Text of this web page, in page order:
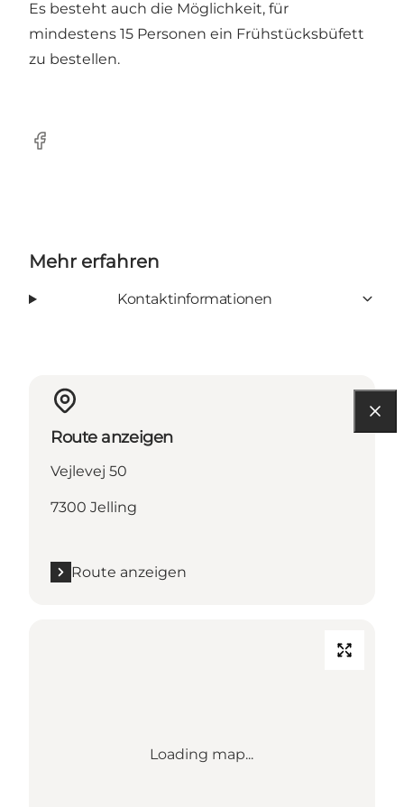
Es besteht auch die Möglichkeit, für
mindestens 15 Personen ein Frühstücksbüfett
zu bestellen.
Facebook
Mehr erfahren
Kontaktinformationen
Route anzeigen
Vejlevej 50
7300 Jelling
Route anzeigen
Loading map...